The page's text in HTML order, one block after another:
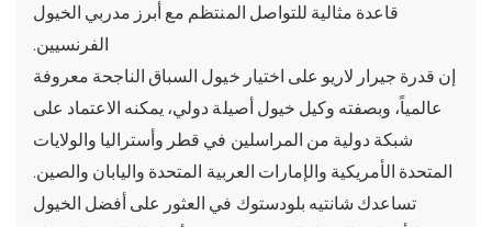
قاعدة مثالية للتواصل المنتظم مع أبرز مدربي الخيول
الفرنسيين.
إن قدرة جيرار لاريو على اختيار خيول السباق الناجحة معروفة
عالمياً، وبصفته وكيل خيول أصيلة دولي، يمكنه الاعتماد على
شبكة دولية من المراسلين في قطر وأستراليا والولايات
المتحدة الأمريكية والإمارات العربية المتحدة واليابان والصين.
تساعدك شانتيه بلودستوك في العثور على أفضل الخيول